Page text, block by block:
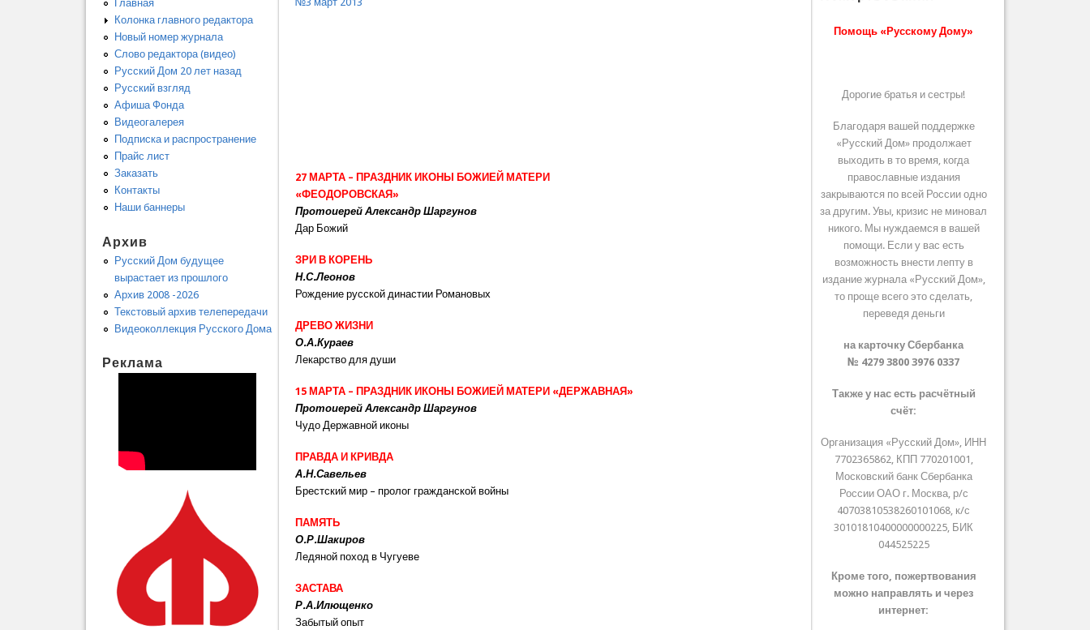
27 МАРТА – ПРАЗДНИК ИКОНЫ БОЖИЕЙ МАТЕРИ
«ФЕОДОРОВСКАЯ»
Протоиерей Александр Шаргунов
Дар Божий
ЗРИ В КОРЕНЬ
Н.С.Леонов
Рождение русской династии Романовых
ДРЕВО ЖИЗНИ
О.А.Кураев
Лекарство для души
15 МАРТА – ПРАЗДНИК ИКОНЫ БОЖИЕЙ МАТЕРИ «ДЕРЖАВНАЯ»
Протоиерей Александр Шаргунов
Чудо Державной иконы
ПРАВДА И КРИВДА
А.Н.Савельев
Брестский мир – пролог гражданской войны
ПАМЯТЬ
О.Р.Шакиров
Ледяной поход в Чугуеве
ЗАСТАВА
Р.А.Илющенко
Забытый опыт
Главная
Колонка главного редактора
Новый номер журнала
Слово редактора (видео)
Русский Дом 20 лет назад
Русский взгляд
Афиша Фонда
Видеогалерея
Подписка и распространение
Прайс лист
Заказать
Контакты
Наши баннеры
Архив
Русский Дом будущее
вырастает из прошлого
Архив 2008 -2026
Текстовый архив телепередачи
Видеоколлекция Русского Дома
Реклама
Помощь «Русскому Дому»
Дорогие братья и сестры!
Благодаря вашей поддержке
«Русский Дом» продолжает
выходить в то время, когда
православные издания
закрываются по всей России одно
за другим. Увы, кризис не миновал
никого. Мы нуждаемся в вашей
помощи. Если у вас есть
возможность внести лепту в
издание журнала «Русский Дом»,
то проще всего это сделать,
переведя деньги
на карточку Сбербанка
№ 4279 3800 3976 0337
Также у нас есть расчётный
счёт:
Организация «Русский Дом», ИНН
7702365862, КПП 770201001,
Московский банк Сбербанка
России ОАО г. Москва, р/с
40703810538260101068, к/с
30101810400000000225, БИК
044525225
Кроме того, пожертвования
можно направлять и через
интернет: